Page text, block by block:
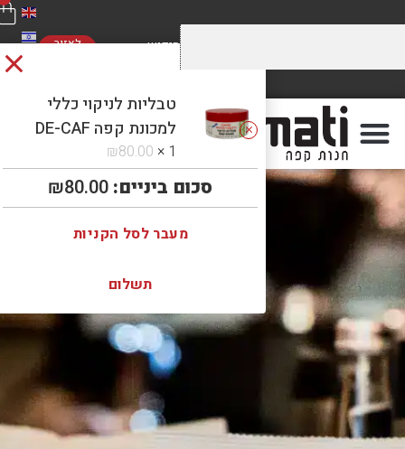
ברכישה מעל 5 קילו. כנסו לראות! ברכישה מעל 300 ₪
לאזור
טבליות לניקוי כללי
למכונת קפה DE-CAF
1 ×
₪80.00
סכום ביניים: ₪80.00
מעבר לסל הקניות
תשלום